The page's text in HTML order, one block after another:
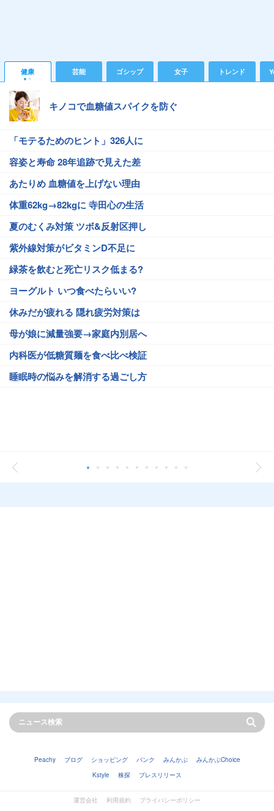
健康 芸能 ゴシップ 女子 トレンド
キノコで血糖値スパイクを防ぐ
「モテるためのヒント」326人に
容姿と寿命 28年追跡で見えた差
あたりめ 血糖値を上げない理由
体重62kg→82kgに 寺田心の生活
夏のむくみ対策 ツボ&反射区押し
紫外線対策がビタミンD不足に
緑茶を飲むと死亡リスク低まる?
ヨーグルト いつ食べたらいい?
休みだが疲れる 隠れ疲労対策は
母が娘に減量強要→家庭内別居へ
内科医が低糖質麺を食べ比べ検証
睡眠時の悩みを解消する過ごし方
Peachy ブログ ショッピング バンク みんかぶ
みんかぶChoice
Kstyle
株探 プレスリリース
運営会社 利用規約
プライバシーポリシー